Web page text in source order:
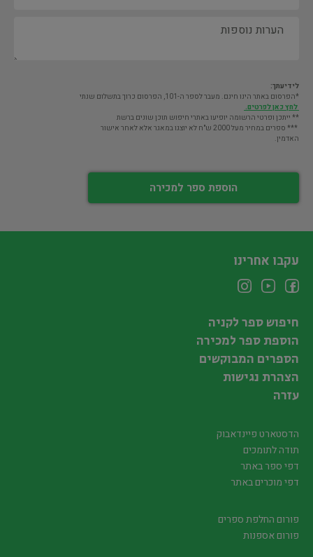
לידיעתך:
*הפרסום באתר הינו חינם. מעבר לספר ה-101, הפרסום כרוך בתשלום שנתי
לחץ כאן לפרטים.
** ייתכן ופרטי הרשומה יופיעו באתרי חיפוש תוכן שונים ברשת
*** ספרים במחיר מעל 2000 ש"ח לא יוצגו במאגר אלא לאחר אישור
האדמין.
הוספת ספר למכירה
עקבו אחרינו
חיפוש ספר לקניה
הוספת ספר למכירה
הספרים המבוקשים
הצהרת נגישות
עזרה
הדסטארט פיינדאבוק
תודה לתומכים
דפי ספר באתר
דפי מוכרים באתר
פורום החלפת ספרים
פורום אספנות